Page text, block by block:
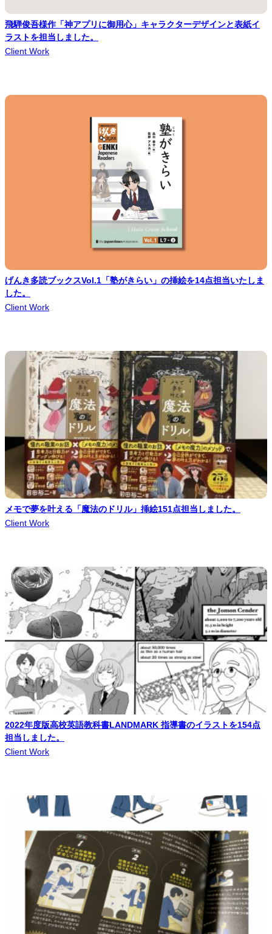
飛騨俊吾様作「神アプリに御用心」キャラクターデザインと表紙イ
ラストを担当しました。
Client Work
げんき多読ブックスVol.1「塾がきらい」の挿絵を14点担当いたしま
した。
Client Work
メモで夢を叶える「魔法のドリル」挿絵151点担当しました。
Client Work
2022年度版高校英語教科書LANDMARK 指導書のイラストを154点
担当しました。
Client Work